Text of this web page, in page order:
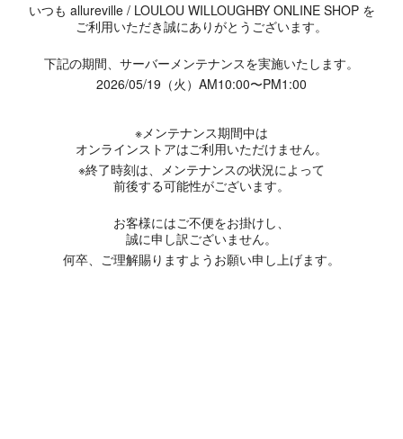
いつも allureville / LOULOU WILLOUGHBY ONLINE SHOP を
ご利用いただき誠にありがとうございます。
下記の期間、サーバーメンテナンスを実施いたします。
2026/05/19（火）AM10:00〜PM1:00
※メンテナンス期間中は
オンラインストアはご利用いただけません。
※終了時刻は、メンテナンスの状況によって
前後する可能性がございます。
お客様にはご不便をお掛けし、
誠に申し訳ございません。
何卒、ご理解賜りますようお願い申し上げます。